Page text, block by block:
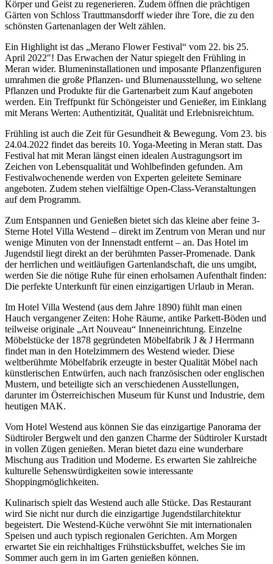
Körper und Geist zu regenerieren. Zudem öffnen die prächtigen
Gärten von Schloss Trauttmansdorff wieder ihre Tore, die zu den
schönsten Gartenanlagen der Welt zählen.
Ein Highlight ist das „Merano Flower Festival“ vom 22. bis 25.
April 2022″! Das Erwachen der Natur spiegelt den Frühling in
Meran wider. Blumeninstallationen und imposante Pflanzenfiguren
umrahmen die große Pflanzen- und Blumenausstellung, wo seltene
Pflanzen und Produkte für die Gartenarbeit zum Kauf angeboten
werden. Ein Treffpunkt für Schöngeister und Genießer, im Einklang
mit Merans Werten: Authentizität, Qualität und Erlebnisreichtum.
Frühling ist auch die Zeit für Gesundheit & Bewegung. Vom 23. bis
24.04.2022 findet das bereits 10. Yoga-Meeting in Meran statt. Das
Festival hat mit Meran längst einen idealen Austragungsort im
Zeichen von Lebensqualität und Wohlbefinden gefunden. Am
Festivalwochenende werden von Experten geleitete Seminare
angeboten. Zudem stehen vielfältige Open-Class-Veranstaltungen
auf dem Programm.
Zum Entspannen und Genießen bietet sich das kleine aber feine 3-
Sterne Hotel Villa Westend – direkt im Zentrum von Meran und nur
wenige Minuten von der Innenstadt entfernt – an. Das Hotel im
Jugendstil liegt direkt an der berühmten Passer-Promenade. Dank
der herrlichen und weitläufigen Gartenlandschaft, die uns umgibt,
werden Sie die nötige Ruhe für einen erholsamen Aufenthalt finden:
Die perfekte Unterkunft für einen einzigartigen Urlaub in Meran.
Im Hotel Villa Westend (aus dem Jahre 1890) fühlt man einen
Hauch vergangener Zeiten: Hohe Räume, antike Parkett-Böden und
teilweise originale „Art Nouveau“ Inneneinrichtung. Einzelne
Möbelstücke der 1878 gegründeten Möbelfabrik J & J Herrmann
findet man in den Hotelzimmern des Westend wieder. Diese
weltberühmte Möbelfabrik erzeugte in bester Qualität Möbel nach
künstlerischen Entwürfen, auch nach französischen oder englischen
Mustern, und beteiligte sich an verschiedenen Ausstellungen,
darunter im Österreichischen Museum für Kunst und Industrie, dem
heutigen MAK.
Vom Hotel Westend aus können Sie das einzigartige Panorama der
Südtiroler Bergwelt und den ganzen Charme der Südtiroler Kurstadt
in vollen Zügen genießen. Meran bietet dazu eine wunderbare
Mischung aus Tradition und Moderne. Es erwarten Sie zahlreiche
kulturelle Sehenswürdigkeiten sowie interessante
Shoppingmöglichkeiten.
Kulinarisch spielt das Westend auch alle Stücke. Das Restaurant
wird Sie nicht nur durch die einzigartige Jugendstilarchitektur
begeistert. Die Westend-Küche verwöhnt Sie mit internationalen
Speisen und auch typisch regionalen Gerichten. Am Morgen
erwartet Sie ein reichhaltiges Frühstücksbuffet, welches Sie im
Sommer auch gern in im Garten genießen können.